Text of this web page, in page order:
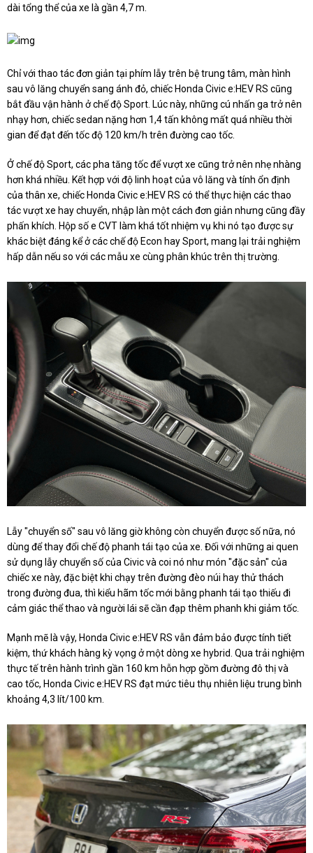
dài tổng thể của xe là gần 4,7 m.
Chỉ với thao tác đơn giản tại phím lẫy trên bệ trung tâm, màn hình
sau vô lăng chuyển sang ánh đỏ, chiếc Honda Civic e:HEV RS cũng
bắt đầu vận hành ở chế độ Sport. Lúc này, những cú nhấn ga trở nên
nhạy hơn, chiếc sedan nặng hơn 1,4 tấn không mất quá nhiều thời
gian để đạt đến tốc độ 120 km/h trên đường cao tốc.
Ở chế độ Sport, các pha tăng tốc để vượt xe cũng trở nên nhẹ nhàng
hơn khá nhiều. Kết hợp với độ linh hoạt của vô lăng và tính ổn định
của thân xe, chiếc Honda Civic e:HEV RS có thể thực hiện các thao
tác vượt xe hay chuyển, nhập làn một cách đơn giản nhưng cũng đầy
phấn khích. Hộp số e CVT làm khá tốt nhiệm vụ khi nó tạo được sự
khác biệt đáng kể ở các chế độ Econ hay Sport, mang lại trải nghiệm
hấp dẫn nếu so với các mẫu xe cùng phân khúc trên thị trường.
Lẫy "chuyển số" sau vô lăng giờ không còn chuyển được số nữa, nó
dùng để thay đổi chế độ phanh tái tạo của xe. Đối với những ai quen
sử dụng lẫy chuyển số của Civic và coi nó như món "đặc sản" của
chiếc xe này, đặc biệt khi chạy trên đường đèo núi hay thử thách
trong đường đua, thì kiểu hãm tốc mới bằng phanh tái tạo thiếu đi
cảm giác thể thao và người lái sẽ cần đạp thêm phanh khi giảm tốc.
Mạnh mẽ là vậy, Honda Civic e:HEV RS vẫn đảm bảo được tính tiết
kiệm, thứ khách hàng kỳ vọng ở một dòng xe hybrid. Qua trải nghiệm
thực tế trên hành trình gần 160 km hỗn hợp gồm đường đô thị và
cao tốc, Honda Civic e:HEV RS đạt mức tiêu thụ nhiên liệu trung bình
khoảng 4,3 lít/100 km.